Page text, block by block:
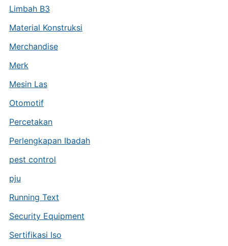
Limbah B3
Material Konstruksi
Merchandise
Merk
Mesin Las
Otomotif
Percetakan
Perlengkapan Ibadah
pest control
pju
Running Text
Security Equipment
Sertifikasi Iso